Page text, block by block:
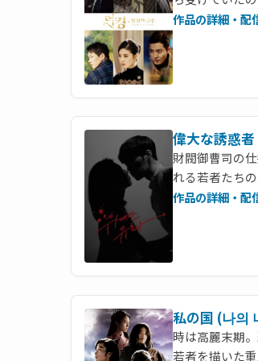
作品の詳細・
偉大な誘惑
財閥御曹司の
れる若者たち
作品の詳細・
私の国 (나의
時は高麗末期
若者を描いた